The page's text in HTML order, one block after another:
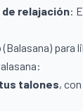
de relajación:
(Balasana) para
talones,